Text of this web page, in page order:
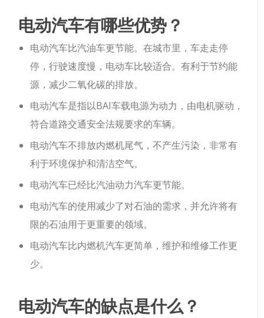
电动汽车有哪些优势？
电动汽车比汽油车更节能。在城市里，车走走停
停，行驶速度慢，电动车比较适合。有利于节约能
源，减少二氧化碳的排放。
电动汽车是指以BAI车载电源为动力，由电机驱动，
符合道路交通安全法规要求的车辆。
电动汽车不排放内燃机尾气，不产生污染，非常有
利于环境保护和清洁空气。
电动汽车已经比汽油动力汽车更节能。
电动汽车的使用减少了对石油的需求，并允许将有
限的石油用于更重要的领域。
电动汽车比内燃机汽车更简单，维护和维修工作更
少。
电动汽车的缺点是什么？